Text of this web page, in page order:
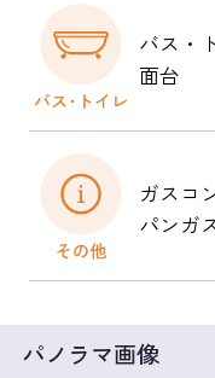
バス・
面台
ガスコ
パンガ
パノラマ画像